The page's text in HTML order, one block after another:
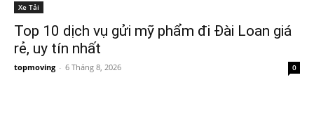
Xe Tải
Top 10 dịch vụ gửi mỹ phẩm đi Đài Loan giá
rẻ, uy tín nhất
topmoving - 6 Tháng 8, 2026 0